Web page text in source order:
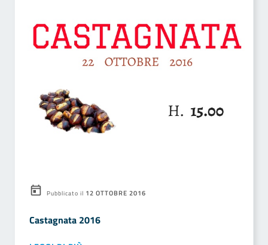
Pubblicato il 12 OTTOBRE 2016
Castagnata 2016